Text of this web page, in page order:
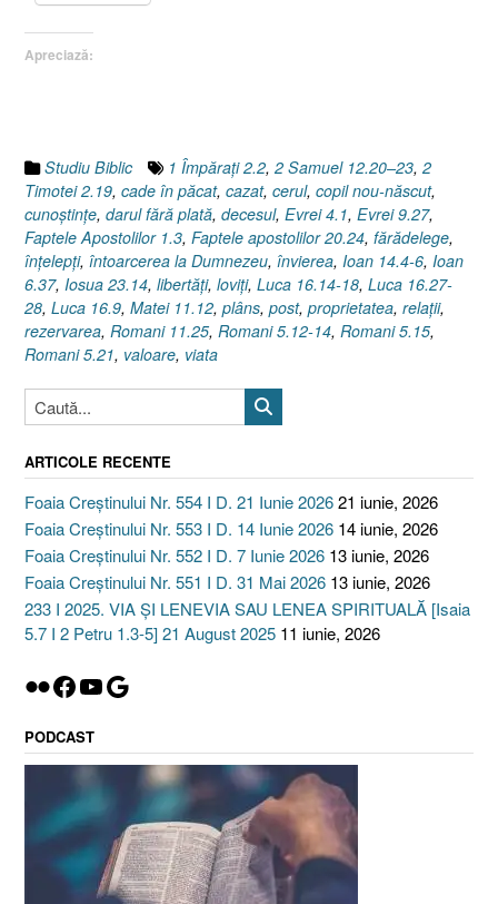
Apreciază:
Studiu Biblic 1 Împăraţi 2.2, 2 Samuel 12.20–23, 2
Timotei 2.19, cade în păcat, cazat, cerul, copil nou-născut,
cunoştinţe, darul fără plată, decesul, Evrei 4.1, Evrei 9.27,
Faptele Apostolilor 1.3, Faptele apostolilor 20.24, fărădelege,
înţelepţi, întoarcerea la Dumnezeu, învierea, Ioan 14.4-6, Ioan
6.37, Iosua 23.14, libertăţi, loviţi, Luca 16.14-18, Luca 16.27-
28, Luca 16.9, Matei 11.12, plâns, post, proprietatea, relaţii,
rezervarea, Romani 11.25, Romani 5.12-14, Romani 5.15,
Romani 5.21, valoare, viata
ARTICOLE RECENTE
Foaia Creștinului Nr. 554 I D. 21 Iunie 202621 iunie, 2026
Foaia Creștinului Nr. 553 I D. 14 Iunie 2026 14 iunie, 2026
Foaia Creștinului Nr. 552 I D. 7 Iunie 2026 13 iunie, 2026
Foaia Creștinului Nr. 551 I D. 31 Mai 2026 13 iunie, 2026
233 I 2025. VIA ȘI LENEVIA SAU LENEA SPIRITUALĂ [Isaia
5.7 I 2 Petru 1.3-5] 21 August 2025 11 iunie, 2026
Flickr
Facebook
YouTube
Google
PODCAST